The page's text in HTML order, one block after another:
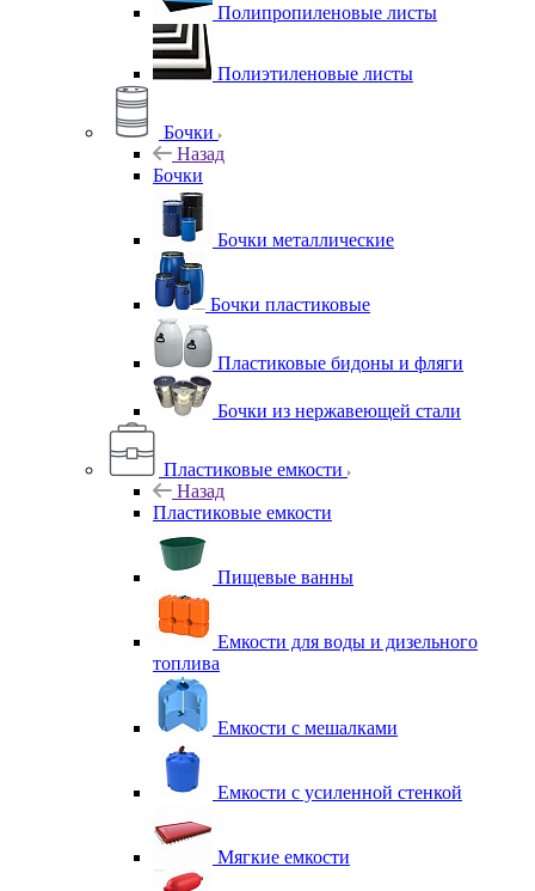
Полипропиленовые листы
Полиэтиленовые листы
Бочки
Назад
Бочки
Бочки металлические
Бочки пластиковые
Пластиковые бидоны и фляги
Бочки из нержавеющей стали
Пластиковые емкости
Назад
Пластиковые емкости
Пищевые ванны
Емкости для воды и дизельного
топлива
Емкости с мешалками
Емкости с усиленной стенкой
Мягкие емкости